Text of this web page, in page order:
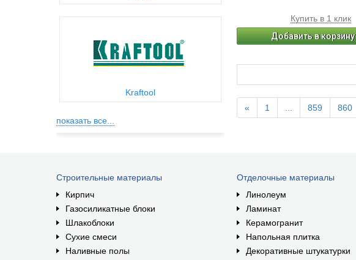
Kraftool
показать все...
Купить в 1 клик
Добавить в корзину
« 1 859 860
Строительные материалы
Кирпич
Газосиликатные блоки
Шлакоблоки
Сухие смеси
Наливные полы
Отделочные материалы
Линолеум
Ламинат
Керамогранит
Напольная плитка
Декоративные штукатурки